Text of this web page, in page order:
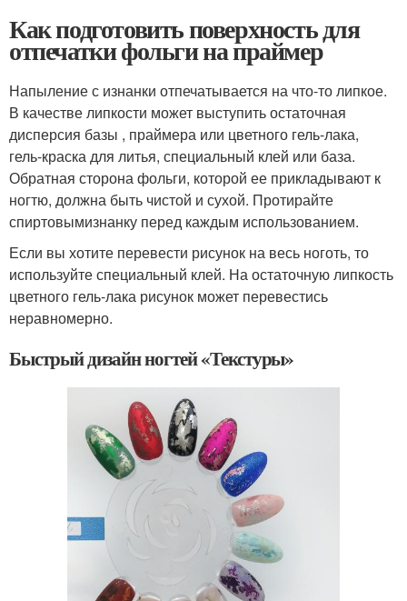
Как подготовить поверхность для
отпечатки фольги на праймер
Напыление с изнанки отпечатывается на что-то липкое.
В качестве липкости может выступить остаточная
дисперсия базы , праймера или цветного гель-лака,
гель-краска для литья, специальный клей или база.
Обратная сторона фольги, которой ее прикладывают к
ногтю, должна быть чистой и сухой. Протирайте
спиртовымизнанку перед каждым использованием.
Если вы хотите перевести рисунок на весь ноготь, то
используйте специальный клей. На остаточную липкость
цветного гель-лака рисунок может перевестись
неравномерно.
Быстрый дизайн ногтей «Текстуры»